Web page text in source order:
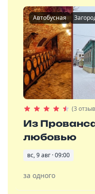
Автобусная
(3
Из
любовью
вс, 9 авг · 09:00
за одного